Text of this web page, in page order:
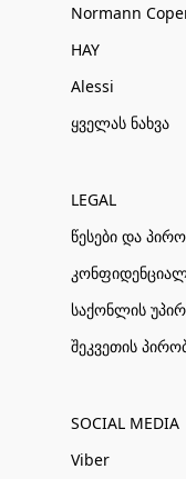
Normann
HAY
Alessi
ყველას ნახვა
LEGAL
წესები და
შეკვეთის
SOCIAL MEDIA
Viber